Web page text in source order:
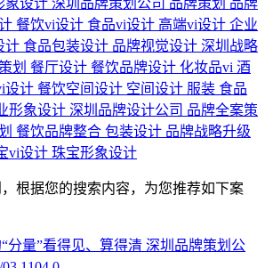
餐饮vi设计 食品vi设计 高端vi设计 企业
计 食品包装设计 品牌视觉设计 深圳战略
划 餐厅设计 餐饮品牌设计 化妆品vi 酒
设计 餐饮空间设计 空间设计 服装 食品
形象设计 深圳品牌设计公司 品牌全案策
餐饮品牌整合 包装设计 品牌战略升级
vi设计 珠宝形象设计
根据您的搜索内容，为您推荐如下案
分量”看得见、算得清 深圳品牌策划公